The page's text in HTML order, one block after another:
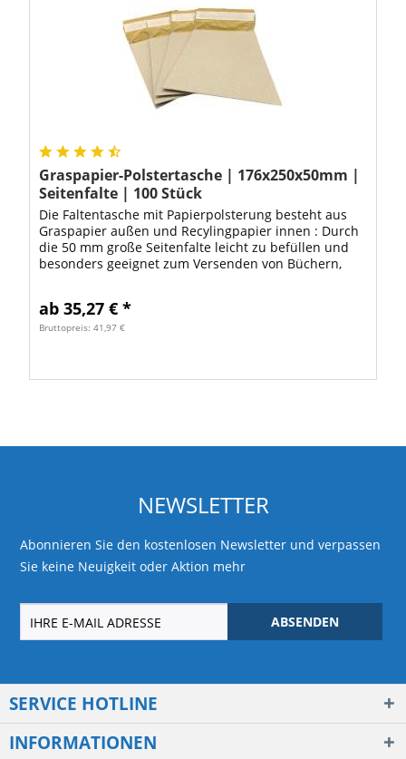
Graspapier-Polstertasche | 176x250x50mm |
Seitenfalte | 100 Stück
Die Faltentasche mit Papierpolsterung besteht aus
Graspapier außen und Recylingpapier innen : Durch
die 50 mm große Seitenfalte leicht zu befüllen und
besonders geeignet zum Versenden von Büchern,
ab 35,27 € *
Bruttopreis: 41,97 €
NEWSLETTER
Abonnieren Sie den kostenlosen Newsletter und verpassen
Sie keine Neuigkeit oder Aktion mehr
ABSENDEN
SERVICE HOTLINE
INFORMATIONEN